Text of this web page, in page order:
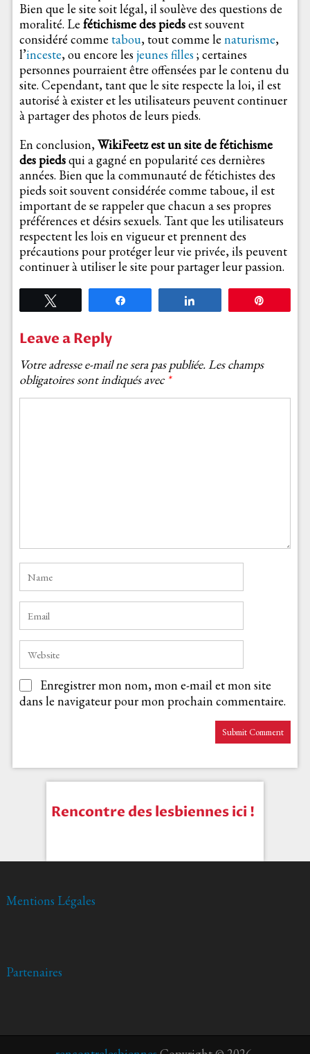
Bien que le site soit légal, il soulève des questions de
moralité. Le fétichisme des piedsest souvent
considéré comme tabou, tout comme le naturisme,
l’inceste, ou encore les jeunes filles ; certaines
personnes pourraient être offensées par le contenu du
site. Cependant, tant que le site respecte la loi, il est
autorisé à exister et les utilisateurs peuvent continuer
à partager des photos de leurs pieds.
En conclusion,WikiFeetz est un site de fétichisme
des piedsqui a gagné en popularité ces dernières
années. Bien que la communauté de fétichistes des
pieds soit souvent considérée comme taboue, il est
important de se rappeler que chacun a ses propres
préférences et désirs sexuels. Tant que les utilisateurs
respectent les lois en vigueur et prennent des
précautions pour protéger leur vie privée, ils peuvent
continuer à utiliser le site pour partager leur passion.
Leave a Reply
Votre adresse e-mail ne sera pas publiée.Les champs
obligatoires sont indiqués avec *
Enregistrer mon nom, mon e-mail et mon site
dans le navigateur pour mon prochain commentaire.
Rencontre des lesbiennes ici !
Mentions Légales
Partenaires